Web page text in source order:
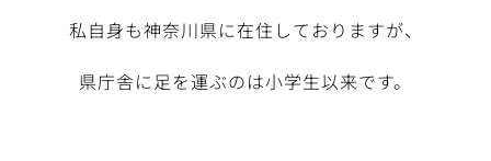
私自身も神奈川県に在住しておりますが、
県庁舎に足を運ぶのは小学生以来です。